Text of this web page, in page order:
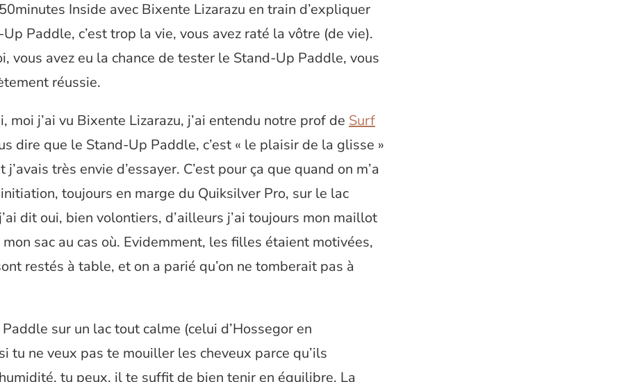
Inside avec Bixente Lizarazu en train d’expliquer
Paddle, c’est trop la vie, vous avez raté la vôtre (de vie).
vous avez eu la chance de tester le Stand-Up Paddle, vous
réussie.
moi j’ai vu Bixente Lizarazu, j’ai entendu notre prof de Surf
dire que le Stand-Up Paddle, c’est « le plaisir de la glisse »
j’avais très envie d’essayer. C’est pour ça que quand on m’a
toujours en marge du Quiksilver Pro, sur le lac
dit oui, bien volontiers, d’ailleurs j’ai toujours mon maillot
sac au cas où. Evidemment, les filles étaient motivées,
restés à table, et on a parié qu’on ne tomberait pas à
sur un lac tout calme (celui d’Hossegor en
si tu ne veux pas te mouiller les cheveux parce qu’ils
tu peux, il te suffit de bien tenir en équilibre. La